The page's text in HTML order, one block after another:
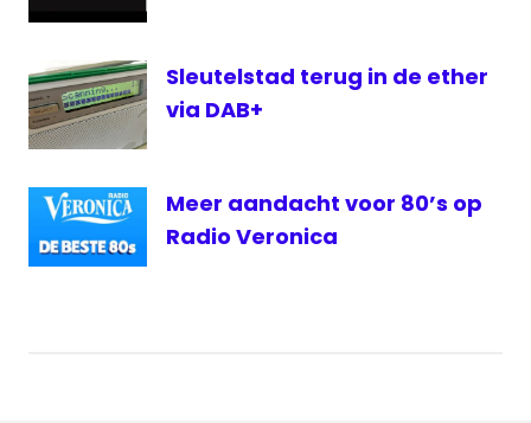
Sleutelstad terug in de ether
via DAB+
Meer aandacht voor 80’s op
Radio Veronica